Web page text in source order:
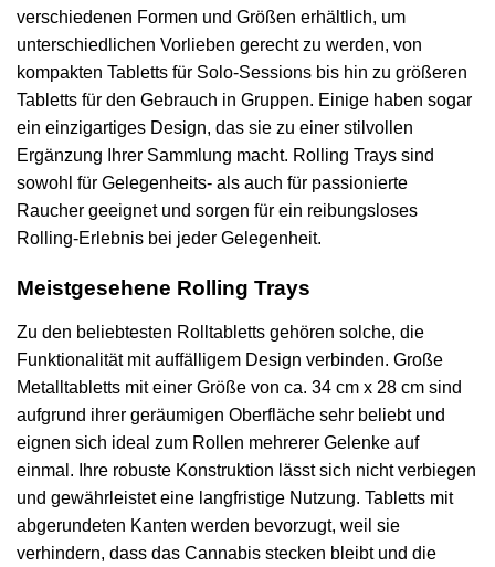
verschiedenen Formen und Größen erhältlich, um
unterschiedlichen Vorlieben gerecht zu werden, von
kompakten Tabletts für Solo-Sessions bis hin zu größeren
Tabletts für den Gebrauch in Gruppen. Einige haben sogar
ein einzigartiges Design, das sie zu einer stilvollen
Ergänzung Ihrer Sammlung macht. Rolling Trays sind
sowohl für Gelegenheits- als auch für passionierte
Raucher geeignet und sorgen für ein reibungsloses
Rolling-Erlebnis bei jeder Gelegenheit.
Meistgesehene Rolling Trays
Zu den beliebtesten Rolltabletts gehören solche, die
Funktionalität mit auffälligem Design verbinden. Große
Metalltabletts mit einer Größe von ca. 34 cm x 28 cm sind
aufgrund ihrer geräumigen Oberfläche sehr beliebt und
eignen sich ideal zum Rollen mehrerer Gelenke auf
einmal. Ihre robuste Konstruktion lässt sich nicht verbiegen
und gewährleistet eine langfristige Nutzung. Tabletts mit
abgerundeten Kanten werden bevorzugt, weil sie
verhindern, dass das Cannabis stecken bleibt und die